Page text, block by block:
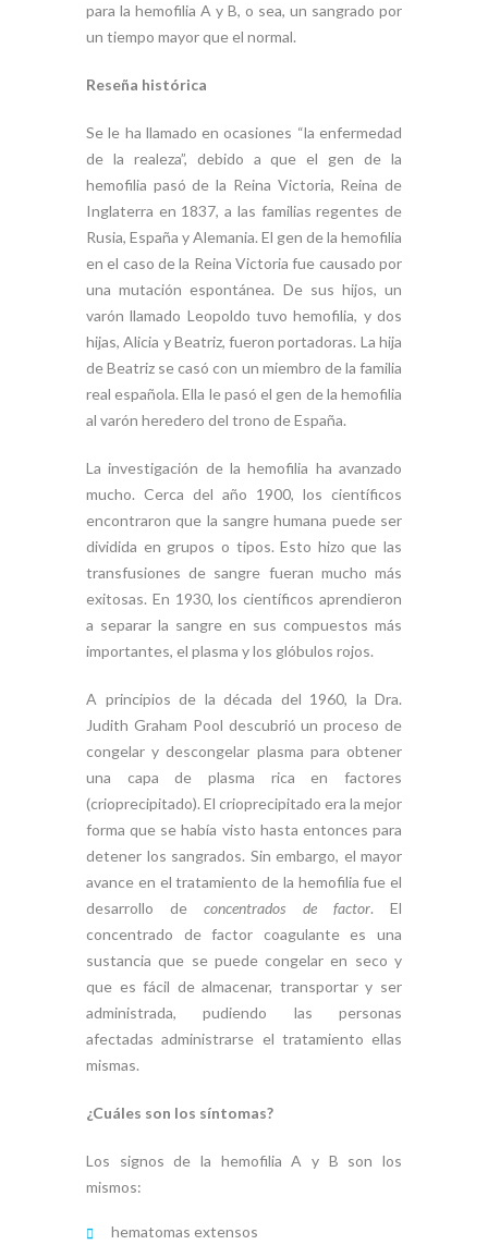
para la hemofilia A y B, o sea, un sangrado por
un tiempo mayor que el normal.
Reseña histórica
Se le ha llamado en ocasiones “la enfermedad
de la realeza”, debido a que el gen de la
hemofilia pasó de la Reina Victoria, Reina de
Inglaterra en 1837, a las familias regentes de
Rusia, España y Alemania. El gen de la hemofilia
en el caso de la Reina Victoria fue causado por
una mutación espontánea. De sus hijos, un
varón llamado Leopoldo tuvo hemofilia, y dos
hijas, Alicia y Beatriz, fueron portadoras. La hija
de Beatriz se casó con un miembro de la familia
real española. Ella le pasó el gen de la hemofilia
al varón heredero del trono de España.
La investigación de la hemofilia ha avanzado
mucho. Cerca del año 1900, los científicos
encontraron que la sangre humana puede ser
dividida en grupos o tipos. Esto hizo que las
transfusiones de sangre fueran mucho más
exitosas. En 1930, los científicos aprendieron
a separar la sangre en sus compuestos más
importantes, el plasma y los glóbulos rojos.
A principios de la década del 1960, la Dra.
Judith Graham Pool descubrió un proceso de
congelar y descongelar plasma para obtener
una capa de plasma rica en factores
(crioprecipitado). El crioprecipitado era la mejor
forma que se había visto hasta entonces para
detener los sangrados. Sin embargo, el mayor
avance en el tratamiento de la hemofilia fue el
desarrollo deconcentrados de factor. El
concentrado de factor coagulante es una
sustancia que se puede congelar en seco y
que es fácil de almacenar, transportar y ser
administrada, pudiendo las personas
afectadas administrarse el tratamiento ellas
mismas.
¿Cuáles son los síntomas?
Los signos de la hemofilia A y B son los
mismos:
hematomas extensos